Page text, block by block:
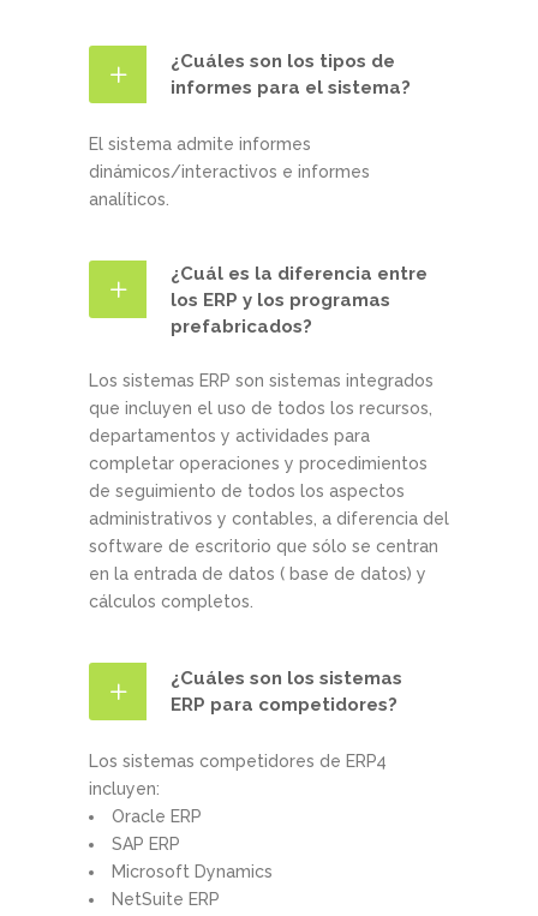
¿Cuáles son los tipos de
informes para el sistema?
El sistema admite informes
dinámicos/interactivos e informes
analíticos.
¿Cuál es la diferencia entre
los ERP y los programas
prefabricados?
Los sistemas ERP son sistemas integrados
que incluyen el uso de todos los recursos,
departamentos y actividades para
completar operaciones y procedimientos
de seguimiento de todos los aspectos
administrativos y contables, a diferencia del
software de escritorio que sólo se centran
en la entrada de datos ( base de datos) y
cálculos completos.
¿Cuáles son los sistemas
ERP para competidores?
Los sistemas competidores de ERP4
incluyen:
Oracle ERP
SAP ERP
Microsoft Dynamics
NetSuite ERP